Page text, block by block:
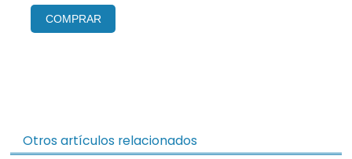
COMPRAR
Otros artículos relacionados